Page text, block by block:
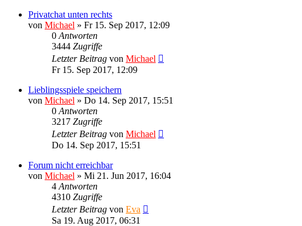
Privatchat unten rechts
von Michael » Fr 15. Sep 2017, 12:09
0 Antworten
3444 Zugriffe
Letzter Beitrag von Michael
Fr 15. Sep 2017, 12:09
Lieblingsspiele speichern
von Michael » Do 14. Sep 2017, 15:51
0 Antworten
3217 Zugriffe
Letzter Beitrag von Michael
Do 14. Sep 2017, 15:51
Forum nicht erreichbar
von Michael » Mi 21. Jun 2017, 16:04
4 Antworten
4310 Zugriffe
Letzter Beitrag von Eva
Sa 19. Aug 2017, 06:31